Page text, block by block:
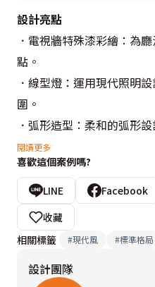
設計亮點
．電視牆特殊漆彩繪：為
點。
．線型燈：運用現代照明
圍。
．弧形造型：柔和的弧形
感。
主要建材：
．線型燈：打造柔和、溫
．系統櫃：滿足屋主對收納
．鋁框、玻璃隔間：增強
閱讀更多
喜歡這個案例嗎?
LINE Facebook
收藏
相關標籤
#現代風 #標準格局
設計團隊